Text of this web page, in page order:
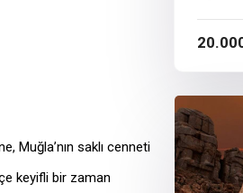
Muğla’nın saklı cenneti
keyifli bir zaman